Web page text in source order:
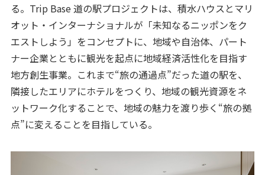
る。Trip Base 道の駅プロジェクトは、積水ハウスとマリ
オット・インターナショナルが「未知なるニッポンをク
エストしよう」をコンセプトに、地域や自治体、パート
ナー企業とともに観光を起点に地域経済活性化を目指す
地方創生事業。これまで“旅の通過点”だった道の駅を、
隣接したエリアにホテルをつくり、地域の観光資源をネ
ットワーク化することで、地域の魅力を渡り歩く“旅の拠
点”に変えることを目指している。